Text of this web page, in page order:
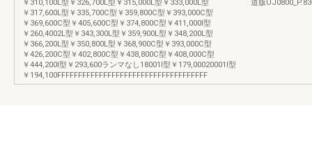
￥310,100L型￥326,700L型￥315,000L型￥333,000L型
￥317,600L型￥335,700C型￥359,800C型￥393,000C型
￥369,600C型￥405,600C型￥374,800C型￥411,000I型
￥260,4002L型￥343,300L型￥359,900L型￥348,200L型
￥366,200L型￥350,800L型￥368,900C型￥393,000C型
￥426,200C型￥402,800C型￥438,800C型￥408,000C型
￥444,200I型￥293,600ランマなし18001I型￥179,00020001I型
￥194,100FFFFFFFFFFFFFFFFFFFFFFFFFFFFFFFFFFFF
道版